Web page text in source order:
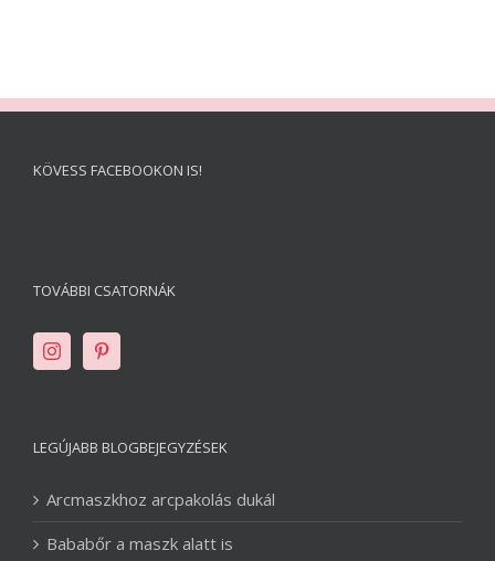
KÖVESS FACEBOOKON IS!
TOVÁBBI CSATORNÁK
LEGÚJABB BLOGBEJEGYZÉSEK
Arcmaszkhoz arcpakolás dukál
Bababőr a maszk alatt is